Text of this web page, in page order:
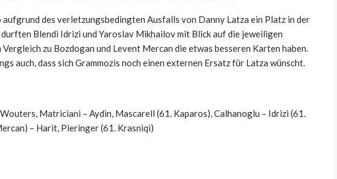
des verletzungsbedingten Ausfalls von Danny Latza ein Platz in der
Blendi Idrizi und Yaroslav Mikhailov mit Blick auf die jeweiligen
zu Bozdogan und Levent Mercan die etwas besseren Karten haben.
auch, dass sich Grammozis noch einen externen Ersatz für Latza wünscht.
Matriciani – Aydin, Mascarell (61. Kaparos), Calhanoglu – Idrizi (61.
– Harit, Pieringer (61. Krasniqi)